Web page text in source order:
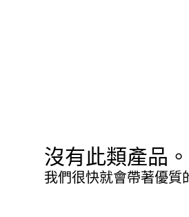
沒有此類產品。
我們很快就會帶著優質